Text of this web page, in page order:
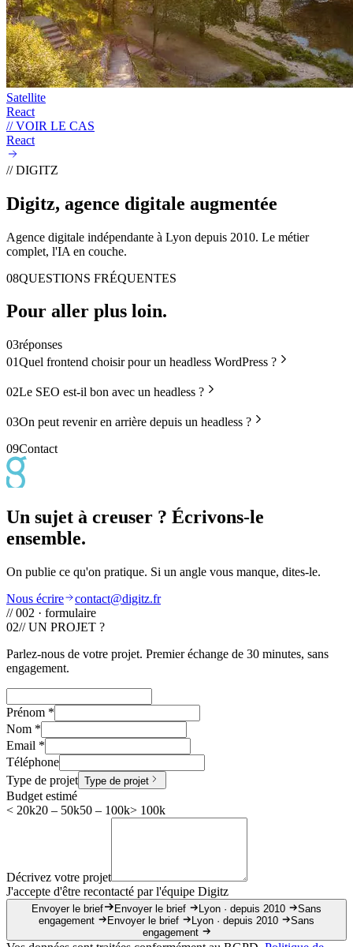
Satellite
React
// VOIR LE CAS
React
// DIGITZ
Digitz, agence digitale augmentée
Agence digitale indépendante à Lyon depuis 2010. Le métier
complet, l'IA en couche.
08QUESTIONS FRÉQUENTES
Pour aller plus loin.
03réponses
01Quel frontend choisir pour un headless WordPress ?
02Le SEO est-il bon avec un headless ?
03On peut revenir en arrière depuis un headless ?
09Contact
Un sujet à creuser ? Écrivons-le
ensemble.
On publie ce qu'on pratique. Si un angle vous manque, dites-le.
Nous écrire
contact@digitz.fr
// 002 · formulaire
02// UN PROJET ?
Parlez-nous de votre projet. Premier échange de 30 minutes, sans
engagement.
Prénom *
Nom *
Email *
Téléphone
Type de projet Type de projet
Budget estimé
< 20k20 – 50k50 – 100k> 100k
Décrivez votre projet
J'accepte d'être recontacté par l'équipe Digitz
Envoyer le brief Envoyer le brief Lyon · depuis 2010
Sans
engagement
Envoyer le brief Lyon · depuis 2010
Sans
engagement